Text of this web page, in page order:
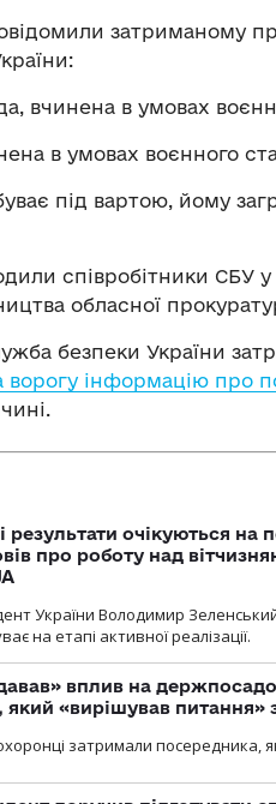
затриманому
вчинена в умовах
в умовах воєнного
під вартою, йому
співробітники СБУ у
обласної
безпеки України
ворогу інформацію про
результати очікуються на
про роботу над
України Володимир
на етапі активної реалізації.
вплив на
який «вирішував
затримали посередника,